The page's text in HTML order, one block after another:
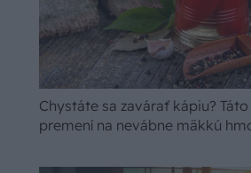
Chystáte sa zavárať kápiu?
premení na nevábne mäkkú